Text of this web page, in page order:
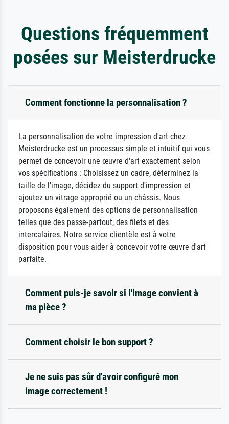
Questions fréquemment
posées sur Meisterdrucke
Comment fonctionne la personnalisation ?
La personnalisation de votre impression d'art chez
Meisterdrucke est un processus simple et intuitif qui vous
permet de concevoir une œuvre d'art exactement selon
vos spécifications : Choisissez un cadre, déterminez la
taille de l'image, décidez du support d'impression et
ajoutez un vitrage approprié ou un châssis. Nous
proposons également des options de personnalisation
telles que des passe-partout, des filets et des
intercalaires. Notre service clientèle est à votre
disposition pour vous aider à concevoir votre œuvre d'art
parfaite.
Comment puis-je savoir si l'image convient à
ma pièce ?
Comment choisir le bon support ?
Je ne suis pas sûr d'avoir configuré mon
image correctement !